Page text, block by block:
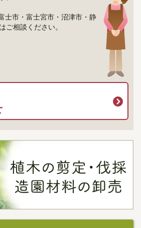
士市・富士宮市・沼津市・静
ご相談ください。